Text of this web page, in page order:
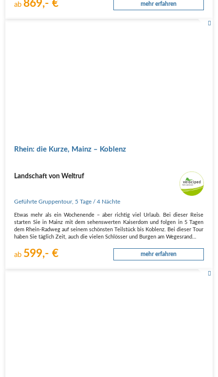
ab 869,- € mehr erfahren
Rhein: die Kurze, Mainz – Koblenz
Landschaft von Weltruf
Geführte Gruppentour, 5 Tage / 4 Nächte
Etwas mehr als ein Wochenende – aber richtig viel Urlaub. Bei dieser Reise
starten Sie in Mainz mit dem sehenswerten Kaiserdom und folgen in 5 Tagen
dem Rhein-Radweg auf seinem schönsten Teilstück bis Koblenz. Bei dieser Tour
haben Sie täglich Zeit, auch die vielen Schlösser und Burgen am Wegesrand…
ab 599,- € mehr erfahren